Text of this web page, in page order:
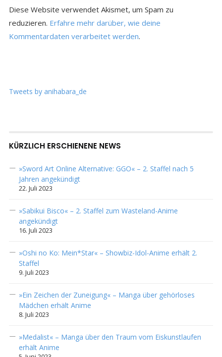
Diese Website verwendet Akismet, um Spam zu
reduzieren. Erfahre mehr darüber, wie deine
Kommentardaten verarbeitet werden.
Tweets by anihabara_de
KÜRZLICH ERSCHIENENE NEWS
»Sword Art Online Alternative: GGO« – 2. Staffel nach 5
Jahren angekündigt
22. Juli 2023
»Sabikui Bisco« – 2. Staffel zum Wasteland-Anime
angekündigt
16. Juli 2023
»Oshi no Ko: Mein*Star« – Showbiz-Idol-Anime erhält 2.
Staffel
9. Juli 2023
»Ein Zeichen der Zuneigung« – Manga über gehörloses
Mädchen erhält Anime
8. Juli 2023
»Medalist« – Manga über den Traum vom Eiskunstlaufen
erhält Anime